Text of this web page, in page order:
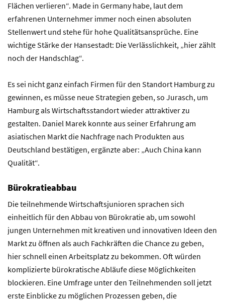
Flächen verlieren“. Made in Germany habe, laut dem
erfahrenen Unternehmer immer noch einen absoluten
Stellenwert und stehe für hohe Qualitätsansprüche. Eine
wichtige Stärke der Hansestadt: Die Verlässlichkeit, „hier zählt
noch der Handschlag“.
Es sei nicht ganz einfach Firmen für den Standort Hamburg zu
gewinnen, es müsse neue Strategien geben, so Jurasch, um
Hamburg als Wirtschaftsstandort wieder attraktiver zu
gestalten. Daniel Marek konnte aus seiner Erfahrung am
asiatischen Markt die Nachfrage nach Produkten aus
Deutschland bestätigen, ergänzte aber: „Auch China kann
Qualität“.
Bürokratieabbau
Die teilnehmende Wirtschaftsjunioren sprachen sich
einheitlich für den Abbau von Bürokratie ab, um sowohl
jungen Unternehmen mit kreativen und innovativen Ideen den
Markt zu öffnen als auch Fachkräften die Chance zu geben,
hier schnell einen Arbeitsplatz zu bekommen. Oft würden
komplizierte bürokratische Abläufe diese Möglichkeiten
blockieren. Eine Umfrage unter den Teilnehmenden soll jetzt
erste Einblicke zu möglichen Prozessen geben, die